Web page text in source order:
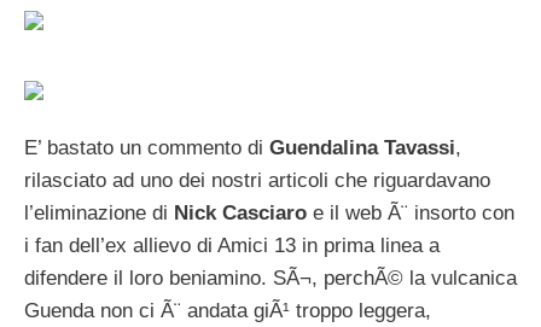
E’ bastato un commento di Guendalina Tavassi,
rilasciato ad uno dei nostri articoli che riguardavano
l’eliminazione di Nick Casciaro e il web Ã¨ insorto con
i fan dell’ex allievo di Amici 13 in prima linea a
difendere il loro beniamino. SÃ¬, perchÃ© la vulcanica
Guenda non ci Ã¨ andata giÃ¹ troppo leggera,